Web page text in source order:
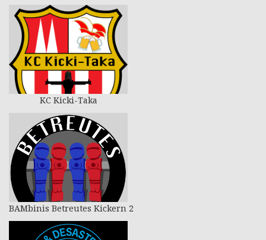
KC Kicki-Taka
BAMbinis Betreutes Kickern 2